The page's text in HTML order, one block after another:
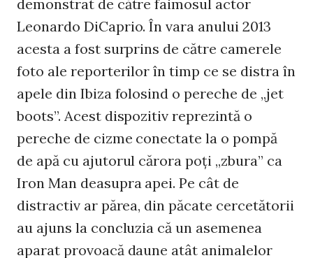
demonstrat de către faimosul actor
Leonardo DiCaprio. În vara anului 2013
acesta a fost surprins de către camerele
foto ale reporterilor în timp ce se distra în
apele din Ibiza folosind o pereche de „jet
boots”. Acest dispozitiv reprezintă o
pereche de cizme conectate la o pompă
de apă cu ajutorul cărora poţi „zbura” ca
Iron Man deasupra apei. Pe cât de
distractiv ar părea, din păcate cercetătorii
au ajuns la concluzia că un asemenea
aparat provoacă daune atât animalelor